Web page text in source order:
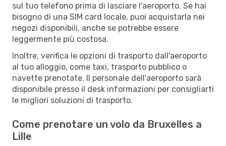
sul tuo telefono prima di lasciare l'aeroporto. Se hai
bisogno di una SIM card locale, puoi acquistarla nei
negozi disponibili, anche se potrebbe essere
leggermente più costosa.
Inoltre, verifica le opzioni di trasporto dall'aeroporto
al tuo alloggio, come taxi, trasporto pubblico o
navette prenotate. Il personale dell'aeroporto sarà
disponibile presso il desk informazioni per consigliarti
le migliori soluzioni di trasporto.
Come prenotare un volo da Bruxelles a
Lille